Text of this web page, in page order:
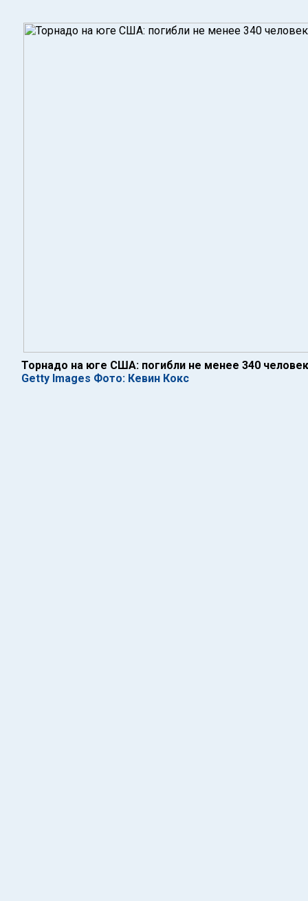
Торнадо на юге США: погибли не менее 340 человек
Getty Images Фото: Кевин Кокс